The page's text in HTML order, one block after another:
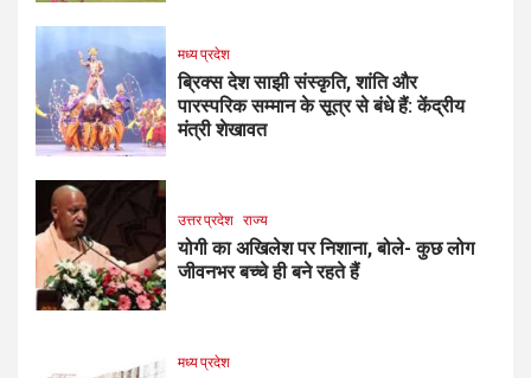
मध्य प्रदेश
ब्रिक्स देश साझी संस्कृति, शांति और
पारस्परिक सम्मान के सूत्र से बंधे हैं: केंद्रीय
मंत्री शेखावत
उत्तर प्रदेश राज्य
योगी का अखिलेश पर निशाना, बोले- कुछ लोग
जीवनभर बच्चे ही बने रहते हैं
मध्य प्रदेश